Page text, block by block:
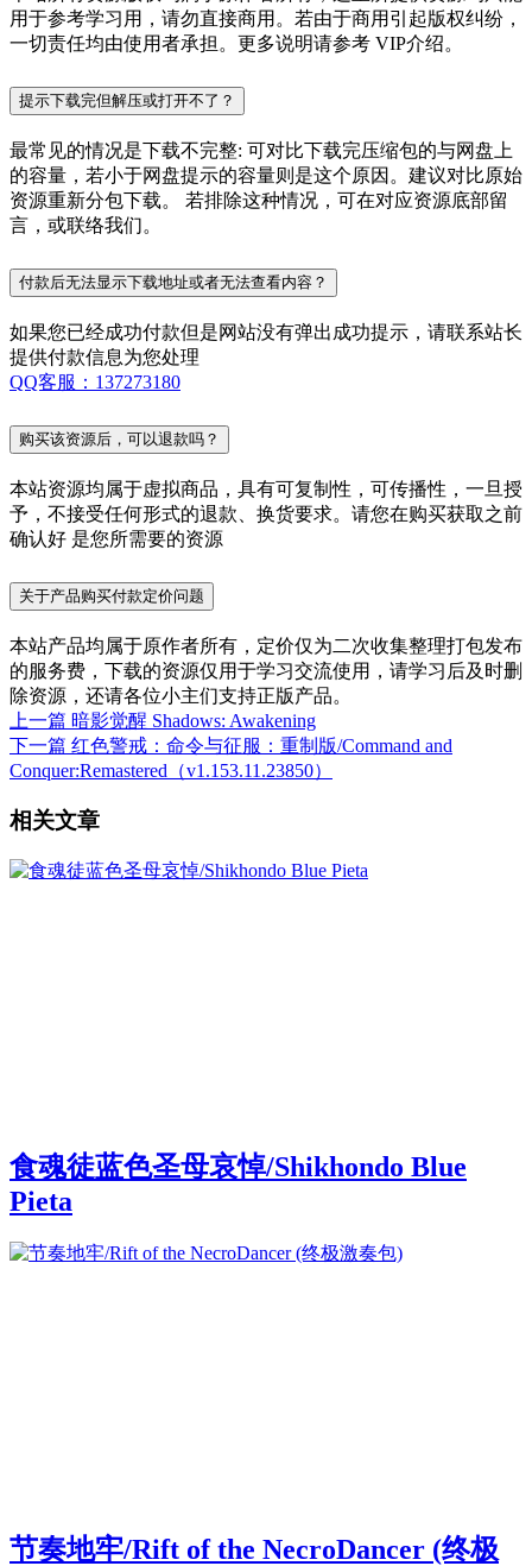
用于参考学习用，请勿直接商用。若由于商用引起版权纠纷，
一切责任均由使用者承担。更多说明请参考 VIP介绍。
提示下载完但解压或打开不了？
最常见的情况是下载不完整: 可对比下载完压缩包的与网盘上
的容量，若小于网盘提示的容量则是这个原因。建议对比原始
资源重新分包下载。 若排除这种情况，可在对应资源底部留
言，或联络我们。
付款后无法显示下载地址或者无法查看内容？
如果您已经成功付款但是网站没有弹出成功提示，请联系站长
提供付款信息为您处理
QQ客服：137273180
购买该资源后，可以退款吗？
本站资源均属于虚拟商品，具有可复制性，可传播性，一旦授
予，不接受任何形式的退款、换货要求。请您在购买获取之前
确认好 是您所需要的资源
关于产品购买付款定价问题
本站产品均属于原作者所有，定价仅为二次收集整理打包发布
的服务费，下载的资源仅用于学习交流使用，请学习后及时删
除资源，还请各位小主们支持正版产品。
上一篇 暗影觉醒 Shadows: Awakening
下一篇 红色警戒：命令与征服：重制版/Command and
Conquer:Remastered（v1.153.11.23850）
相关文章
食魂徒蓝色圣母哀悼/Shikhondo Blue
Pieta
节奏地牢/Rift of the NecroDancer (终极